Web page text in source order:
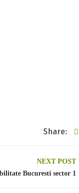
Share:
NEXT POST
Bucuresti sector 1